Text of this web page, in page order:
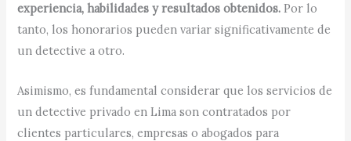
experiencia, habilidades y resultados obtenidos. Por lo
tanto, los honorarios pueden variar significativamente de
un detective a otro.
Asimismo, es fundamental considerar que los servicios de
un detective privado en Lima son contratados por
clientes particulares, empresas o abogados para